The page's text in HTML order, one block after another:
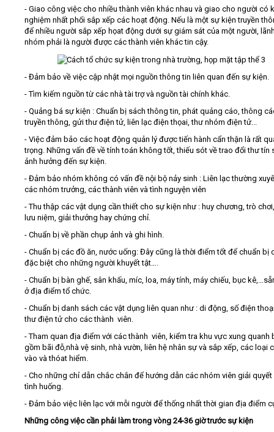
- Giao công việc cho nhiều thành viên khác nhau và giao cho người có
nghiệm nhất phối sắp xếp các hoạt động. Nếu là một sự kiện truyền
để nhiều người sắp xếp họat động dưới sự giám sát của một người,
nhóm phải là người được các thành viên khác tin cậy.
- Đảm bảo về việc cập nhật mọi nguồn thông tin liên quan đến sự kiện.
- Tìm kiếm nguồn từ các nhà tài trợ và nguồn tài chính khác.
- Quảng bá sự kiện : Chuẩn bị sách thông tin, phát quảng cáo, thông
truyền thông, gửi thư điện tử, liên lạc điện thọai, thư nhóm điện tử...
- Việc đảm bảo các hoạt động quản lý được tiến hành cẩn thận là rất
trọng. Những vấn đề về tính toán không tốt, thiếu sót về trao đổi thư tín
ảnh hưởng đến sự kiện.
- Đảm bảo nhóm không có vấn đề nội bộ nảy sinh : Liên lạc thường
các nhóm trưởng, các thành viên và tình nguyện viên
- Thu thập các vật dụng cần thiết cho sự kiện như : huy chương, trò
lưu niệm, giải thưởng hay chứng chỉ.
- Chuẩn bị về phần chụp ảnh và ghi hình.
- Chuẩn bị các đồ ăn, nước uống: Đây cũng là thời điểm tốt để chuẩn bị
đặc biệt cho những người khuyết tật….
- Chuẩn bị bàn ghế, sân khấu, míc, loa, máy tính, máy chiếu, bục
ở địa điểm tổ chức.
- Chuẩn bị danh sách các vật dụng liên quan như : di động, số điện
thư điện tử cho các thành viên.
- Tham quan địa điểm với các thành viên, kiểm tra khu vực xung quanh
gồm bãi đỗ,nhà vệ sinh, nhà vườn, liên hệ nhân sự và sắp xếp, các loại
vào và thóat hiểm.
- Cho những chỉ dẫn chắc chắn để hướng dẫn các nhóm viên giải quyết
tình huống.
- Đảm bảo việc liên lạc với mỗi người để thống nhất thời gian địa điểm
Những công việc cần phải làm trong vòng 24-36 giờ trước sự kiện